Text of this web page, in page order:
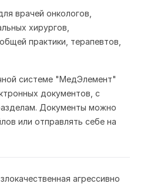
врачей онкологов,
хирургов,
практики, терапевтов,
системе "МедЭлемент"
документов, с
Документы можно
или отправлять себе на
агрессивно